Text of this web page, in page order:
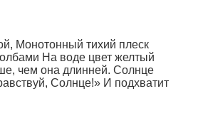
Монотонный тихий плеск
На воде цвет желтый
чем она длинней. Солнце
Солнце!» И подхватит